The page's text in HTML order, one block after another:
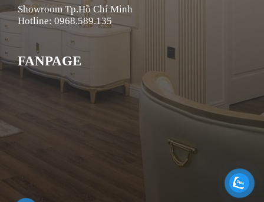
Showroom Tp.Hồ Chí Minh
Hotline: 0968.589.135
FANPAGE